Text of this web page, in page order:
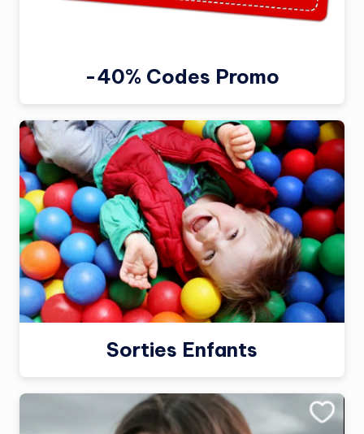
-40% Codes Promo
Sorties Enfants